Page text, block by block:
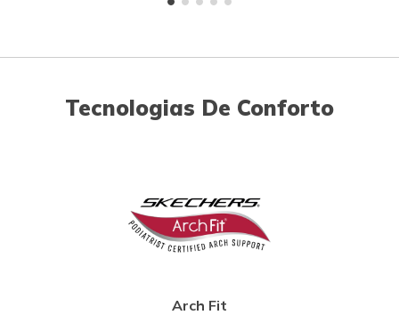
Tecnologias De Conforto
Arch Fit